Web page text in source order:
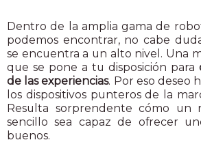
Dentro de la amplia gama de
podemos encontrar, no cabe
se encuentra a un alto nivel. Una
que se pone a tu disposición para
de las experiencias. Por eso deseo
los dispositivos punteros de la
Resulta sorprendente cómo
sencillo sea capaz de ofrecer
buenos.